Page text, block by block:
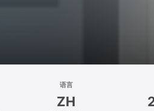
语言
ZH